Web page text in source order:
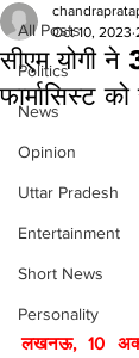
All Posts
Politics
News
Opinion
Uttar Pradesh
Entertainment
Short News
Personality
सीएम योगी ने
फार्मासिस्ट
Oct 10, 2023
लखनऊ, 10